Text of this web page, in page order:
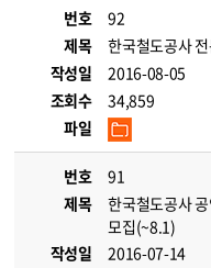
번호
92
제목
한국철도공사
작성일
2016-08-05
조회수
34,859
파일
번호
91
제목
한국철도공사
모집(~8.1)
작성일
2016-07-14